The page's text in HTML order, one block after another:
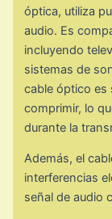
óptica, utiliza
audio. Es
incluyendo
sistemas de
cable óptico es
comprimir, lo
durante la
Además, el
interferencias
señal de audio